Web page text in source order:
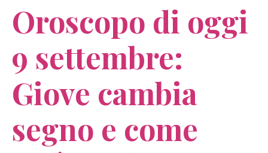
Oroscopo di oggi
9 settembre:
Giove cambia
segno e come